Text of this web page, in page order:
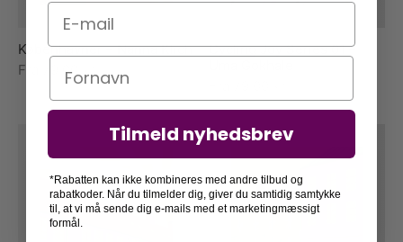
Københavner – Nanna Klich
Fra
79,00
Cycling Joy Series 01 –
E-mail
Navn
Tilmeld nyhedsbrev
*Rabatten kan ikke kombineres med andre tilbud og
rabatkoder. Når du tilmelder dig, giver du samtidig samtykke
til, at vi må sende dig e-mails med et marketingmæssigt
formål.